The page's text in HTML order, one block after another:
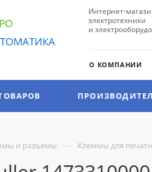
Интернет-
электротехники
и
О КОМПАНИИ
и разъемы — Клеммы для